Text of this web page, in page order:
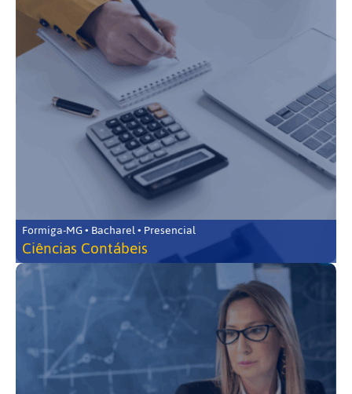
Formiga-MG • Bacharel • Presencial
Ciências Contábeis